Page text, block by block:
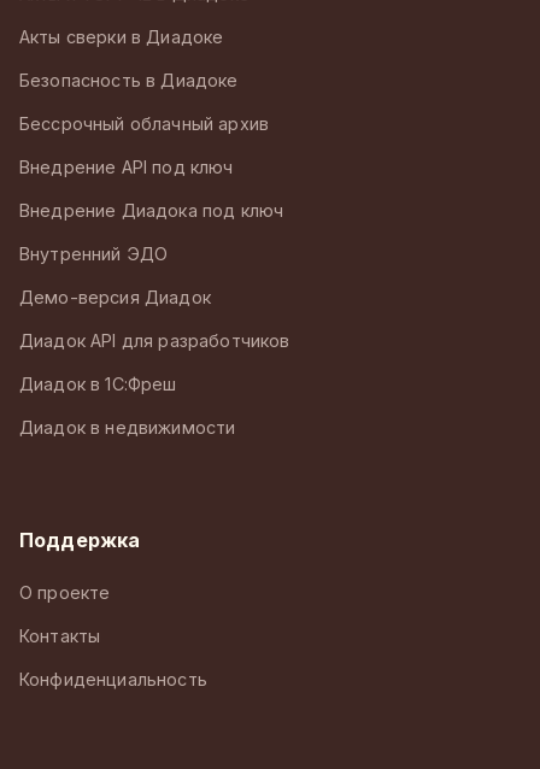
Акты сверки в Диадоке
Безопасность в Диадоке
Бессрочный облачный архив
Внедрение API под ключ
Внедрение Диадока под ключ
Внутренний ЭДО
Демо-версия Диадок
Диадок API для разработчиков
Диадок в 1С:Фреш
Диадок в недвижимости
Поддержка
О проекте
Контакты
Конфиденциальность